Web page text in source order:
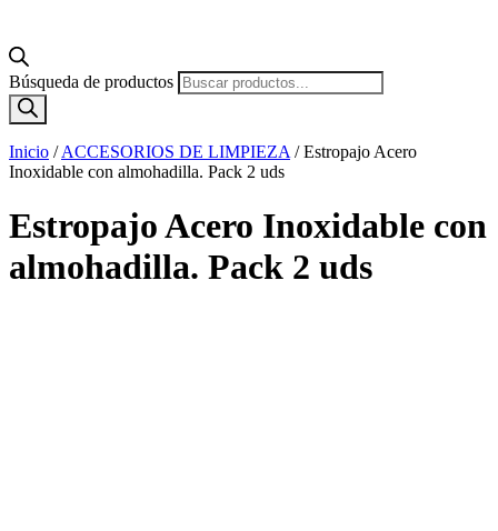
Búsqueda de productos
Inicio /ACCESORIOS DE LIMPIEZA /Estropajo Acero
Inoxidable con almohadilla. Pack 2 uds
Estropajo Acero Inoxidable con
almohadilla. Pack 2 uds